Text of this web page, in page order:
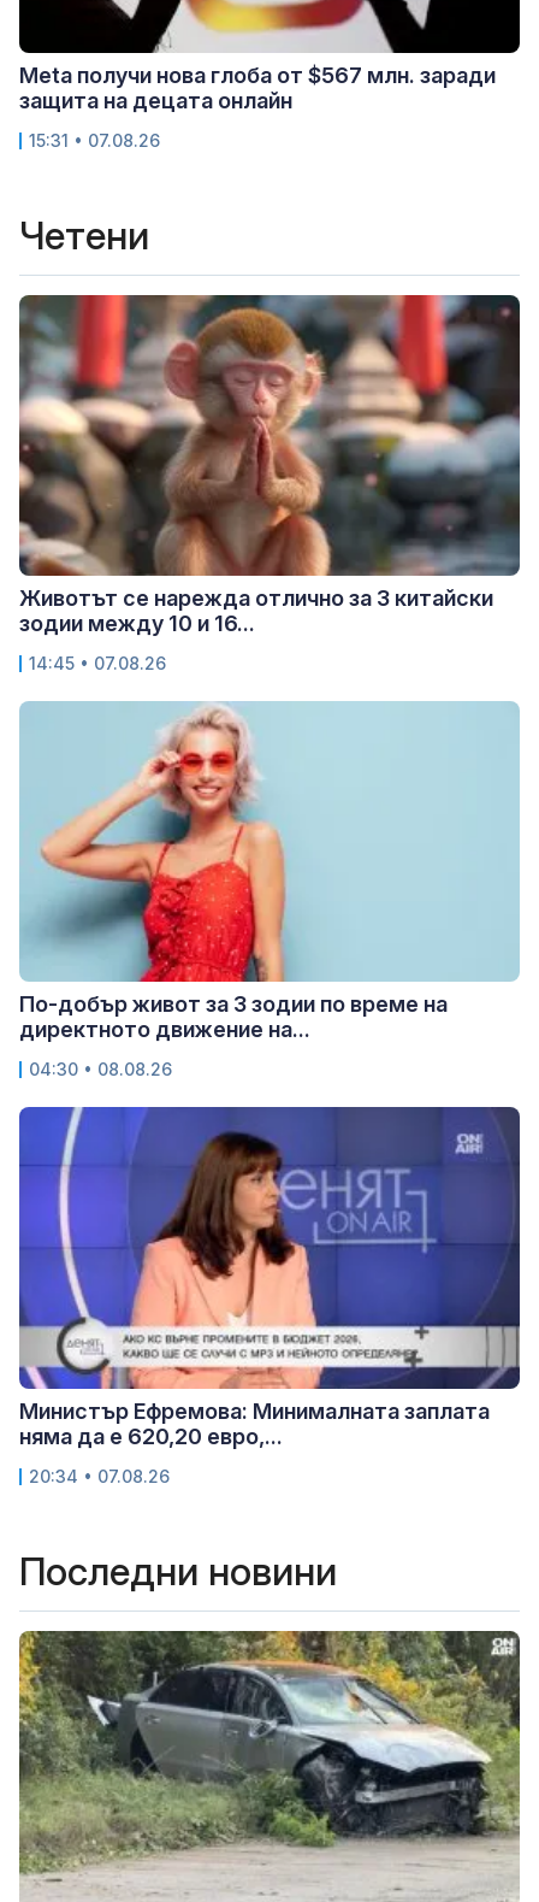
Meta получи нова глоба от $567 млн. заради
защита на децата онлайн
15:31 • 07.08.26
Четени
Животът се нарежда отлично за 3 китайски
зодии между 10 и 16...
14:45 • 07.08.26
По-добър живот за 3 зодии по време на
директното движение на...
04:30 • 08.08.26
Министър Ефремова: Минималната заплата
няма да е 620,20 евро,...
20:34 • 07.08.26
Последни новини